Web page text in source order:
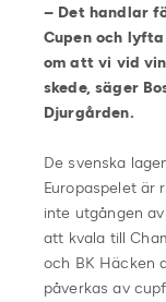
– Det handlar
Cupen och
om att vi vid
skede, säger
Djurgården.
De svenska
Europaspelet är
inte utgången
att kvala till
och BK Häcken
påverkas av